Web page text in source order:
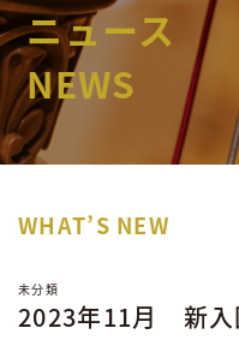
ニュース
NEWS
WHAT’S NEW
未分類
2023年11月 新入